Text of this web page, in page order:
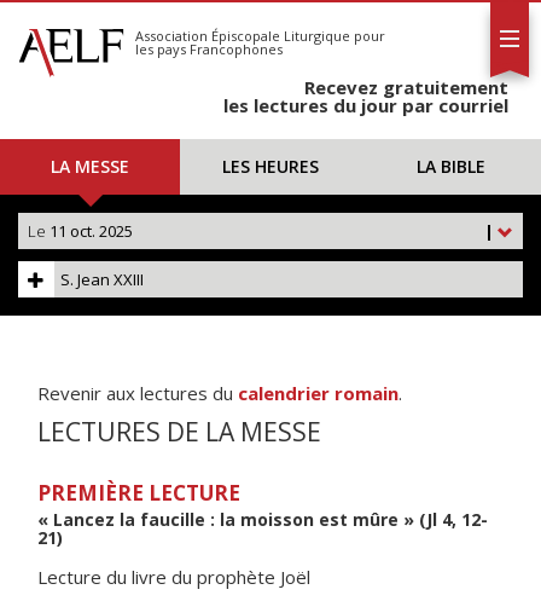
S'abonner
Calendrier
Association Épiscopale Liturgique pour
les pays Francophones
Recevez gratuitement
les lectures du jour par courriel
LA MESSE LES HEURES LA BIBLE
|
Le 11 oct. 2025
S. Jean XXIII
Revenir aux lectures du calendrier romain.
LECTURES DE LA MESSE
PREMIÈRE LECTURE
« Lancez la faucille : la moisson est mûre » (Jl 4, 12-
21)
Lecture du livre du prophète Joël